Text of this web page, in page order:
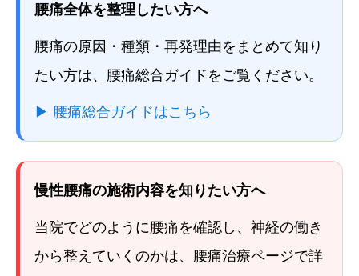
腰痛全体を整理したい方へ
腰痛の原因・種類・再発理由をまとめて知り
たい方は、腰痛総合ガイドをご覧ください。
▶︎ 腰痛総合ガイドはこちら
慢性腰痛の施術内容を知りたい方へ
当院でどのように腰痛を確認し、神経の働き
から整えていくのかは、腰痛治療ページで詳